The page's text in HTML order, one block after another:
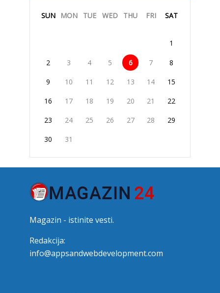
SUN MON TUE WED THU FRI SAT
1
2 3 4 5 6 7 8
9 10 11 12 13 14 15
16 17 18 19 20 21 22
23 24 25 26 27 28 29
30 31
Magazin - istinite vesti.
Redakcija:
info@appsandwebdevelopment.com